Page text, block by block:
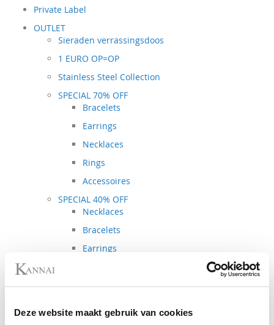
Deze website maakt gebruik van cookies
Private Label
OUTLET
Sieraden verrassingsdoos
1 EURO OP=OP
Stainless Steel Collection
SPECIAL 70% OFF
Bracelets
Earrings
Necklaces
Rings
Accessoires
SPECIAL 40% OFF
Necklaces
Bracelets
Earrings
Spring - Summer Collection
Metal Collection